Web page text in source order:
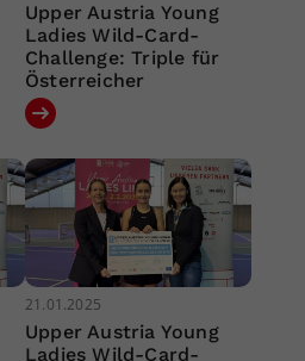
Upper Austria Young
Ladies Wild-Card-
Challenge: Triple für
Österreicher
21.01.2025
Upper Austria Young
Ladies Wild-Card-